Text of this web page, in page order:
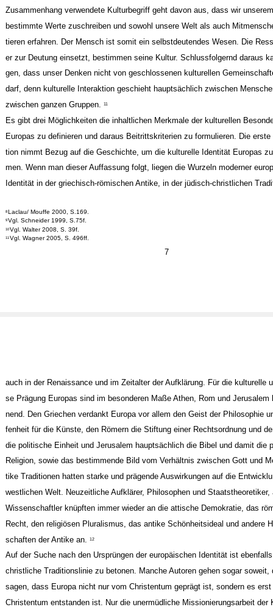
7
Zusammenhang verwendete Kulturbegriff geht davon aus, dass wir
bestimmte Werte zuschreiben und sowohl unsere Welt als auch
tieren erfahren. Der Mensch ist somit ein selbstdeutendes Wesen. Die
er zur Deutung einsetzt, bestimmen seine Kultur. Schlussfolgernd daraus
gen, dass unser Denken nicht von geschlossenen kulturellen
darf, denn kulturelle Interaktion geschieht hauptsächlich zwischen
zwischen ganzen Gruppen. 11
Es gibt drei Möglichkeiten die inhaltlichen Merkmale der kulturellen
Europas zu definieren und daraus Beitrittskriterien zu formulieren. Die erste
tion nimmt Bezug auf die Geschichte, um die kulturelle Identität Europas
men. Wenn man dieser Auffassung folgt, liegen die Wurzeln moderner
Identität in der griechisch-römischen Antike, in der jüdisch-christlichen
8 Laclau/ Mouffe 2000, S.169.
9 Vgl. Schneider 1999, S.75f.
10 Vgl. Walter 2008, S. 39f.
11 Vgl. Wagner 2005, S. 496ff.
auch in der Renaissance und im Zeitalter der Aufklärung. Für die kulturelle
se Prägung Europas sind im besonderen Maße Athen, Rom und Jerusalem
nend. Den Griechen verdankt Europa vor allem den Geist der Philosophie
fenheit für die Künste, den Römern die Stiftung einer Rechtsordnung und
die politische Einheit und Jerusalem hauptsächlich die Bibel und damit die
Religion, sowie das bestimmende Bild vom Verhältnis zwischen Gott und
tike Traditionen hatten starke und prägende Auswirkungen auf die
westlichen Welt. Neuzeitliche Aufklärer, Philosophen und Staatstheoretiker,
Wissenschaftler knüpften immer wieder an die attische Demokratie, das
Recht, den religiösen Pluralismus, das antike Schönheitsideal und andere
schaften der Antike an.
12
Auf der Suche nach den Ursprüngen der europäischen Identität ist
christliche Traditionslinie zu betonen. Manche Autoren gehen sogar soweit,
sagen, dass Europa nicht nur vom Christentum geprägt ist, sondern es
Christentum entstanden ist. Nur die unermüdliche Missionierungsarbeit der